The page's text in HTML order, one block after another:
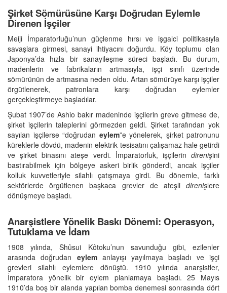
Şirket Sömürüsüne Karşı Doğrudan Eylemle
Direnen İşçiler
Meiji İmparatorluğu’nun güçlenme hırsı ve işgalci politikasıyla
savaşlara girmesi, sanayi ihtiyacını doğurdu. Köy toplumu olan
Japonya’da hızla bir sanayileşme süreci başladı. Bu durum,
madenlerin ve fabrikaların artmasıyla, işçi sınıfı üzerinde
sömürünün de artmasına neden oldu. Artan sömürüye karşı işçiler
örgütlenerek, patronlara karşı doğrudan eylemler
gerçekleştirmeye başladılar.
Şubat 1907’de Ashio bakır madeninde işçilerin greve gitmese de,
şirket işçilerin taleplerini görmezden geldi. Şirket tarafından yok
sayılan işçilerse “doğrudan eylem”e yönelerek, şirket patronunu
küreklerle dövdü, madenin elektrik tesisatını çalışamaz hale getirdi
ve şirket binasını ateşe verdi. İmparatorluk, işçilerin direnişini
bastırabilmek için bölgeye askeri birlik gönderdi, ancak işçiler
kolluk kuvvetleriyle silahlı çatışmaya girdi. Bu dönemle, farklı
sektörlerde örgütlenen başkaca grevler de ateşli direnişlere
dönüşmeye başladı.
Anarşistlere Yönelik Baskı Dönemi: Operasyon,
Tutuklama ve İdam
1908 yılında, Shûsui Kôtoku’nun savunduğu gibi, ezilenler
arasında doğrudan eylemanlayışı yayılmaya başladı ve işçi
grevleri silahlı eylemlere dönüştü. 1910 yılında anarşistler,
İmparatora yönelik bir eylem planlamaya başladı. 25 Mayıs
1910’da boş bir alanda yapılan bomba denemesi sonrasında dört